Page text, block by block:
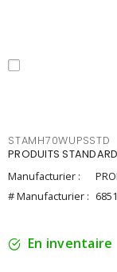
STAMH70WUPSSTD
PRODUITS
Manufacturier :
# Manufacturier :
En inventaire